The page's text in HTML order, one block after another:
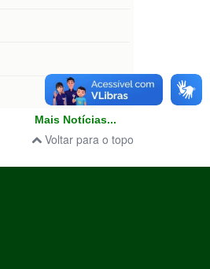
Mais Notícias...
Voltar para o topo